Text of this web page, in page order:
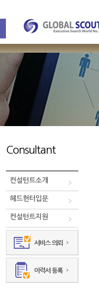
Consultant
컨설턴트소개
헤드헌터입문
컨설턴트지원